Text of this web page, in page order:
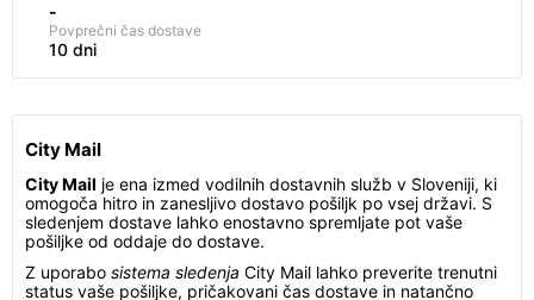
-
Povprečni čas dostave
10 dni
City Mail
City Mail je ena izmed vodilnih dostavnih služb v Sloveniji, ki
omogoča hitro in zanesljivo dostavo pošiljk po vsej državi. S
sledenjem dostave lahko enostavno spremljate pot vaše
pošiljke od oddaje do dostave.
Z uporabo sistema sledenja City Mail lahko preverite trenutni
status vaše pošiljke, pričakovani čas dostave in natančno